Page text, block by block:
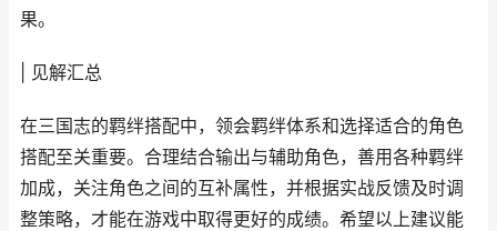
果。
| 见解汇总
在三国志的羁绊搭配中，领会羁绊体系和选择适合的角色
搭配至关重要。合理结合输出与辅助角色，善用各种羁绊
加成，关注角色之间的互补属性，并根据实战反馈及时调
整策略，才能在游戏中取得更好的成绩。希望以上建议能